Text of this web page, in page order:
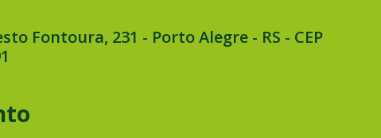
Fontoura, 231 - Porto Alegre - RS - CEP